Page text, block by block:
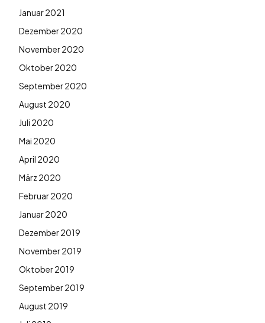
Januar 2021
Dezember 2020
November 2020
Oktober 2020
September 2020
August 2020
Juli 2020
Mai 2020
April 2020
März 2020
Februar 2020
Januar 2020
Dezember 2019
November 2019
Oktober 2019
September 2019
August 2019